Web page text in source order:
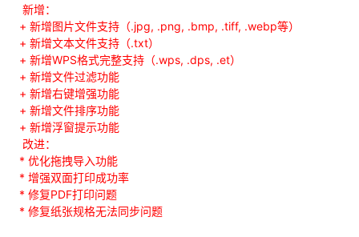
新增：
+ 新增图片文件支持（.jpg, .png, .bmp, .tiff, .webp等）
+ 新增文本文件支持（.txt）
+ 新增WPS格式完整支持（.wps, .dps, .et）
+ 新增文件过滤功能
+ 新增右键增强功能
+ 新增文件排序功能
+ 新增浮窗提示功能
改进：
* 优化拖拽导入功能
* 增强双面打印成功率
* 修复PDF打印问题
* 修复纸张规格无法同步问题